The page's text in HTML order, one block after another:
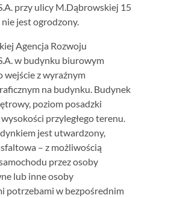
przy ulicy M.Dąbrowskiej 15
jest ogrodzony.
Agencja Rozwoju
w budynku biurowym
wejście z wyraźnym
na budynku. Budynek
poziom posadzki
przyległego terenu.
jest utwardzony,
– z możliwością
przez osoby
lub inne osoby
potrzebami w bezpośrednim